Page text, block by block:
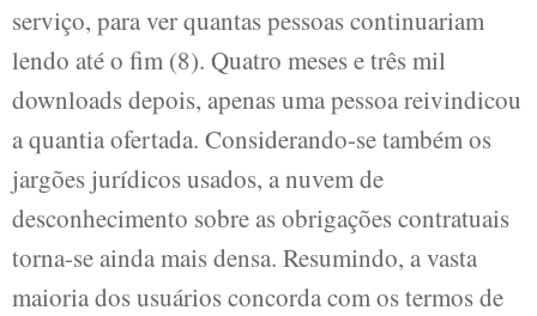
serviço, para ver quantas pessoas continuariam
lendo até o fim (8). Quatro meses e três mil
downloads depois, apenas uma pessoa reivindicou
a quantia ofertada. Considerando-se também os
jargões jurídicos usados, a nuvem de
desconhecimento sobre as obrigações contratuais
torna-se ainda mais densa. Resumindo, a vasta
maioria dos usuários concorda com os termos de